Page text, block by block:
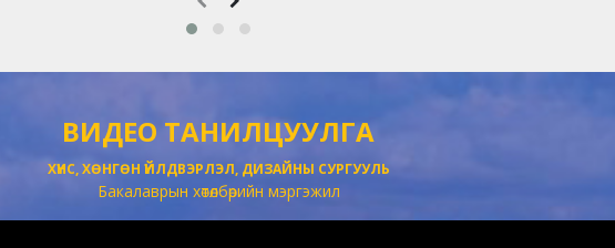
ВИДЕО ТАНИЛЦУУЛГА
ХҮНС, ХӨНГӨН ҮЙЛДВЭРЛЭЛ, ДИЗАЙНЫ СУРГУУЛЬ
Бакалаврын хөтөлбөрийн мэргэжил